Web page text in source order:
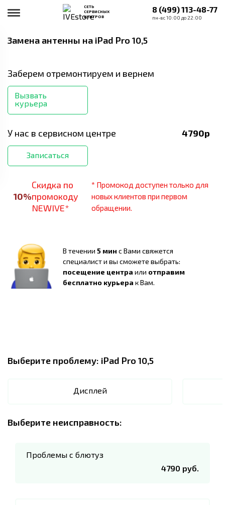
СЕТЬ
СЕРВИСНЫХ
ЦЕНТРОВ
8 (499) 113-48-77
пн-вс 10:00 до 22:00
Замена антенны на iPad Pro 10,5
Заберем отремонтируем и вернем
Вызвать
курьера
У нас в сервисном центре 4790р
Записаться
10%
Скидка по
промокоду
NEWIVE*
* Промокод доступен только для
новых клиентов при первом
обращении.
В течении 5 мин с Вами свяжется
специалист и вы сможете выбрать:
посещение центра или отправим
бесплатно курьера к Вам.
Выберите проблему: iPad Pro 10,5
Дисплей
Выберите неисправность:
Проблемы с блютуз
4790 руб.